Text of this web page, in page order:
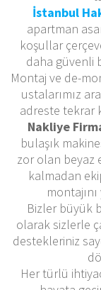
İstanbul
apartman
koşullar
daha güvenli
Montaj ve de-
ustalarımız
adreste tekrar
Nakliye
bulaşık
zor olan beyaz
kalmadan
Bizler büyük
olarak sizlerle
destekleriniz
Her türlü